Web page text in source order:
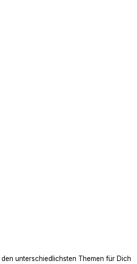
unterschiedlichsten Themen für Dich